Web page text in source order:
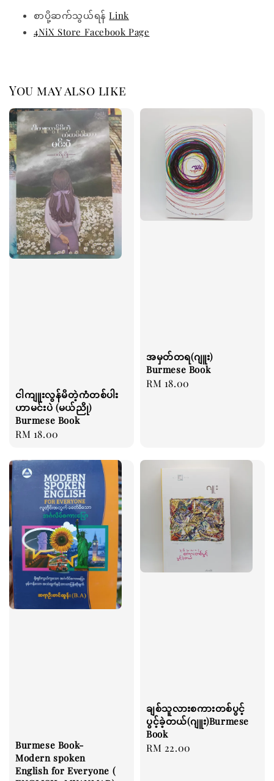
စာပို့ဆက်သွယ်ရန်Link
4NiX Store Facebook Page
You may also like
ငါကျူးလွန်မိတဲ့ကံတစ်ပါး
ဟာမင်းပဲ (မယ်ညို)
Burmese Book
Regular
RM 18.00
အမှတ်တရ(ဂျူး)
Burmese Book
Regular
RM 18.00
Burmese Book-
Modern spoken
English for Everyone (
ချစ်သူလားစကားတစ်ပွင့်
ပွင့်ခဲ့တယ်(ဂျူး)Burmese
Book
Regular
RM 22.00